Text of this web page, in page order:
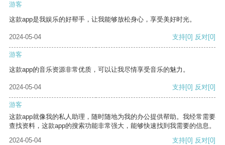
游客
这款app是我娱乐的好帮手，让我能够放松身心，享受美好时光。
2024-05-04 支持[0] 反对[0]
游客
这款app的音乐资源非常优质，可以让我尽情享受音乐的魅力。
2024-05-04 支持[0] 反对[0]
游客
这款app就像我的私人助理，随时随地为我的办公提供帮助。我经常需要
查找资料，这款app的搜索功能非常强大，能够快速找到我需要的信息。
2024-05-04
支持[0] 反对[0]